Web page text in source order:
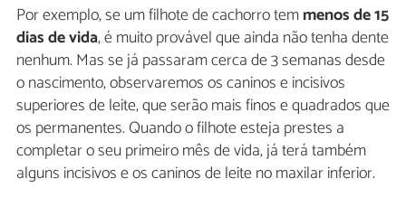
Por exemplo, se um filhote de cachorro temmenos de 15
dias de vida, é muito provável que ainda não tenha dente
nenhum. Mas se já passaram cerca de 3 semanas desde
o nascimento, observaremos os caninos e incisivos
superiores de leite, que serão mais finos e quadrados que
os permanentes. Quando o filhote esteja prestes a
completar o seu primeiro mês de vida, já terá também
alguns incisivos e os caninos de leite no maxilar inferior.